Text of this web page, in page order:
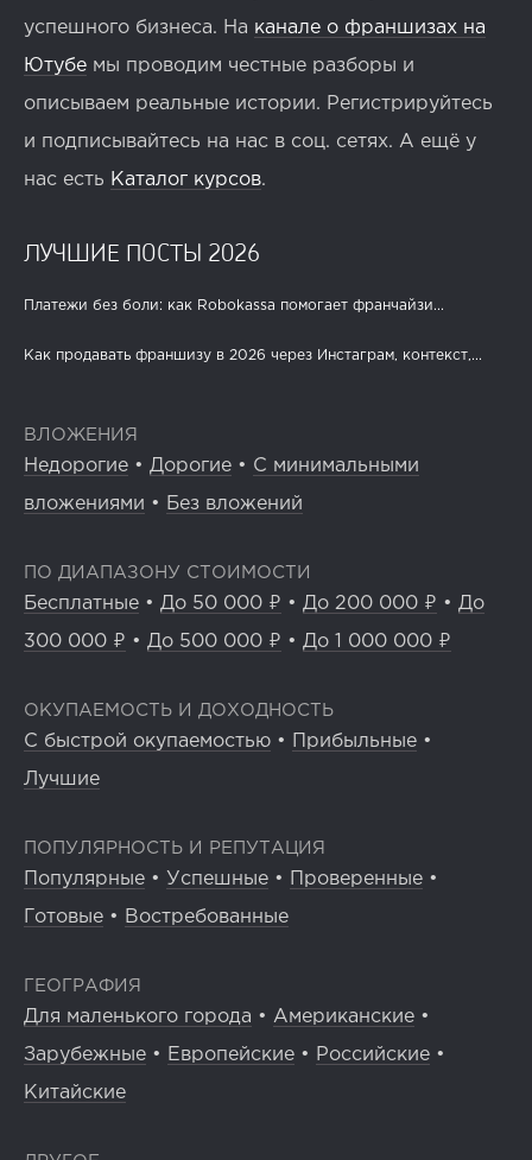
успешного бизнеса. На канале о франшизах на
Ютубе мы проводим честные разборы и
описываем реальные истории. Регистрируйтесь
и подписывайтесь на нас в соц. сетях. А ещё у
нас есть Каталог курсов.
ЛУЧШИЕ ПОСТЫ 2026
Платежи без боли: как Robokassa помогает франчайзи...
Как продавать франшизу в 2026 через Инстаграм, контекст,...
ВЛОЖЕНИЯ
Недорогие • Дорогие • С минимальными
вложениями • Без вложений
ПО ДИАПАЗОНУ СТОИМОСТИ
Бесплатные • До 50 000 ₽ • До 200 000 ₽ • До
300 000 ₽ • До 500 000 ₽ • До 1 000 000 ₽
ОКУПАЕМОСТЬ И ДОХОДНОСТЬ
С быстрой окупаемостью • Прибыльные •
Лучшие
ПОПУЛЯРНОСТЬ И РЕПУТАЦИЯ
Популярные • Успешные • Проверенные •
Готовые • Востребованные
ГЕОГРАФИЯ
Для маленького города • Американские •
Зарубежные • Европейские • Российские •
Китайские